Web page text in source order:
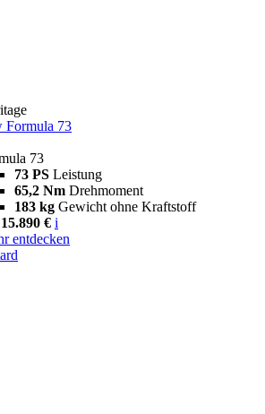
Formula 73
73
73 PS Leistung
65,2 Nm Drehmoment
183 kg Gewicht ohne Kraftstoff
€ i
entdecken